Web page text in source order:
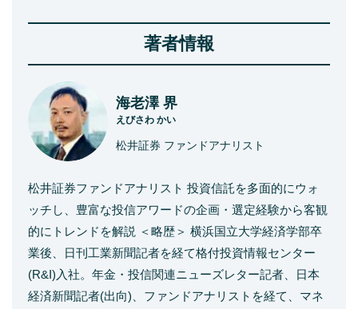
著者情報
海老澤 界
えびさわ かい
松井証券 ファンドアナリスト
松井証券ファンドアナリスト 投資信託を多面的にウォ
ッチし、豊富な投信アワードの企画・選定経験から客観
的にトレンドを解説 ＜略歴＞ 横浜国立大学経済学部卒
業後、日刊工業新聞記者を経て格付投資情報センター
(R&I)入社。年金・投信関連ニューズレター記者、日本
経済新聞記者(出向)、ファンドアナリストを経て、マネ